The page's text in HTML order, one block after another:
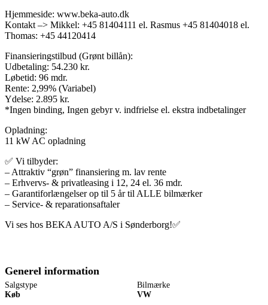
Hjemmeside: www.beka-auto.dk
Kontakt –> Mikkel: +45 81404111 el. Rasmus +45 81404018 el.
Thomas: +45 44120414
Finansieringstilbud (Grønt billån):
Udbetaling: 54.230 kr.
Løbetid: 96 mdr.
Rente: 2,99% (Variabel)
Ydelse: 2.895 kr.
*Ingen binding, Ingen gebyr v. indfrielse el. ekstra indbetalinger
Opladning:
11 kW AC opladning
✅ Vi tilbyder:
– Attraktiv “grøn” finansiering m. lav rente
– Erhvervs- & privatleasing i 12, 24 el. 36 mdr.
– Garantiforlængelser op til 5 år til ALLE bilmærker
– Service- & reparationsaftaler
Vi ses hos BEKA AUTO A/S i Sønderborg!✅
Generel information
Salgstype
Køb
Bilmærke
VW